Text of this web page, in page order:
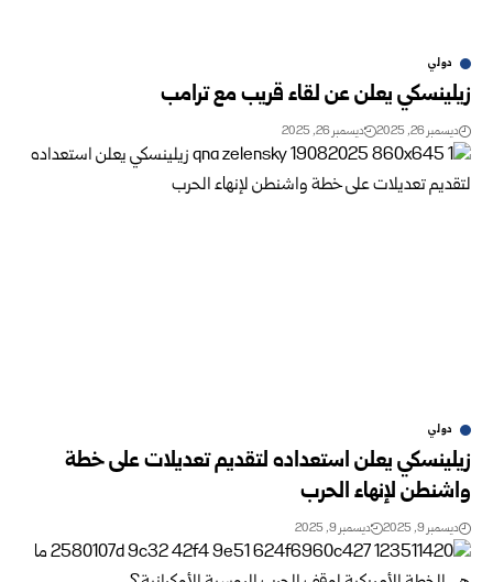
دولي
زيلينسكي يعلن عن لقاء قريب مع ترامب
ديسمبر 26, 2025 ديسمبر 26, 2025
دولي
زيلينسكي يعلن استعداده لتقديم تعديلات على خطة
واشنطن لإنهاء الحرب
ديسمبر 9, 2025 ديسمبر 9, 2025